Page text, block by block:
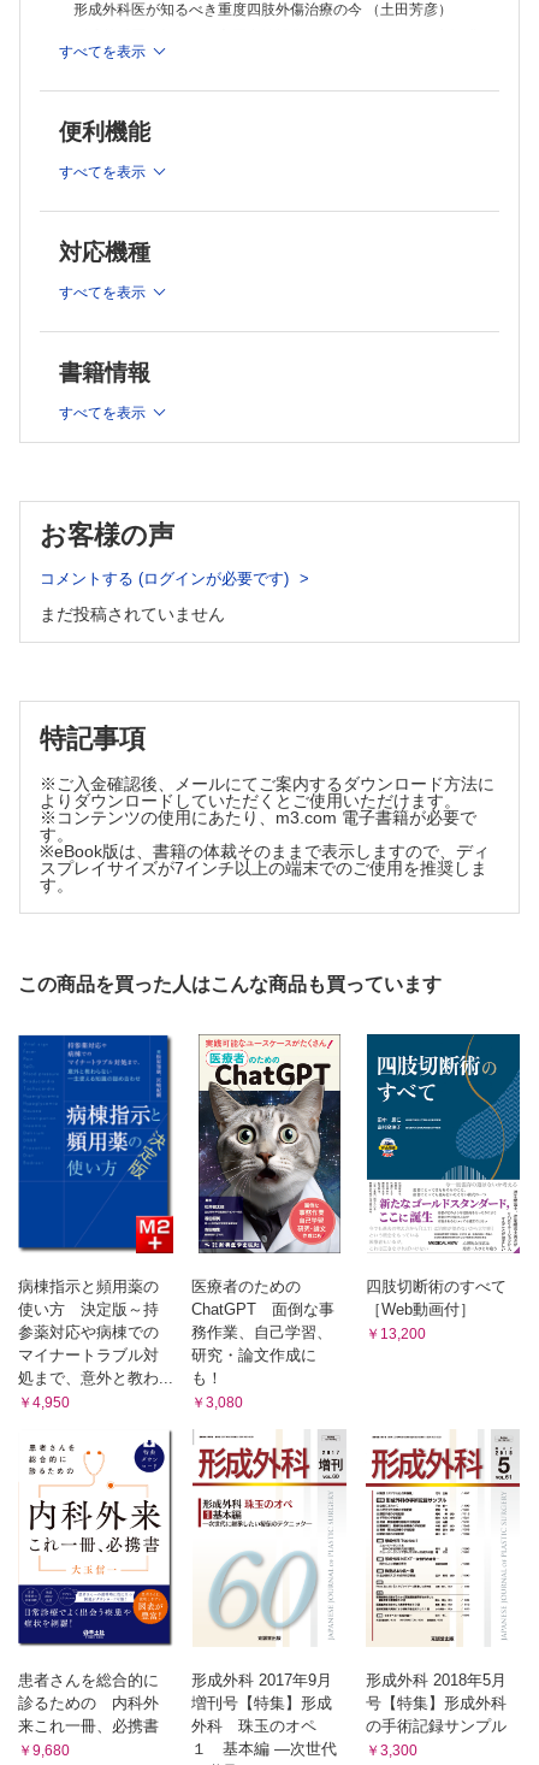
形成外科医が知るべき重度四肢外傷治療の今 （土田芳彦）
の実際 （善家雄吉）
形成再建外科医が従事する重度四肢外傷の実際 （桜庭 実ほ
若手形成外科医が進む重度四肢外傷への道 （伊師森葉ほか）
ここまでできる究極の重度四肢外傷再建 （工藤俊哉）
コラム：編集委員長コラム［第52回］ （細川 亙）
連載：私の心に残る1症例
No.45 （小室裕造）
連載：みんなで考えよう！ 足病カンファレンスSeason
装具療法へ向け，どう行動変容を促すか― （佐藤智也）
連載：形成外科NEXT―次世代の本音―
連載：教室だより北～南
No.108 埼玉医科大学 形成外科・美容外科 （斎藤順平）
（切石梨菜ほか）
外視鏡の形成外科領域における有用性 （生坂圭輔ほか）
INFORMATION
投稿規定
すべてを表示
便利機能
すべてを表示
対応機種
すべてを表示
書籍情報
すべてを表示
お客様の声
コメントする (ログインが必要です)
まだ投稿されていません
特記事項
※ご入金確認後、メールにてご案内するダウンロード方法に
よりダウンロードしていただくとご使用いただけます。
※コンテンツの使用にあたり、m3.com 電子書籍が必要で
す。
※eBook版は、書籍の体裁そのままで表示しますので、ディ
スプレイサイズが7インチ以上の端末でのご使用を推奨しま
す。
この商品を買った人はこんな商品も買っています
病棟指示と頻用薬の
使い方 決定版～持
参薬対応や病棟での
マイナートラブル対
処まで、意外と教わ...
￥4,950
医療者のための
ChatGPT 面倒な事
務作業、自己学習、
研究・論文作成に
も！
￥3,080
四肢切断術のすべて
［Web動画付］
￥13,200
患者さんを総合的に
診るための 内科外
来これ一冊、必携書
￥9,680
形成外科 2017年9月
増刊号【特集】形成
外科 珠玉のオペ
１ 基本編 ―次世代
形成外科 2018年5月
号【特集】形成外科
の手術記録サンプル
￥3,300